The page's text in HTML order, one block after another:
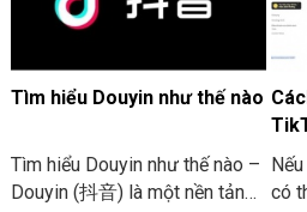
Unity có thể hoạt động tốt.
cài đặt Unity:
Tìm hiểu Douyin như thế nào
Tìm hiểu Douyin như thế nào –
Douyin (抖音) là một nền tảng
có